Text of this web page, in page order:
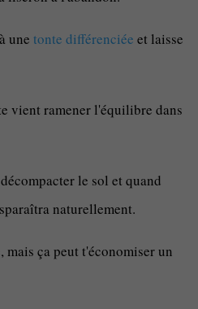
unetonte différenciée et laisse
vient ramener l'équilibre dans
le sol et quand
naturellement.
mais ça peut t'économiser un